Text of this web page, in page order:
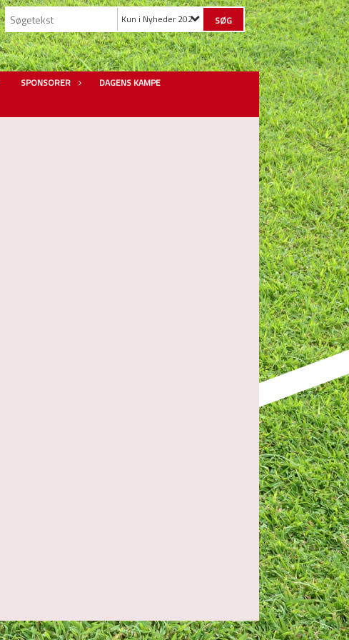
Kun i Nyheder 2022
SPONSORER
DAGENS KAMPE